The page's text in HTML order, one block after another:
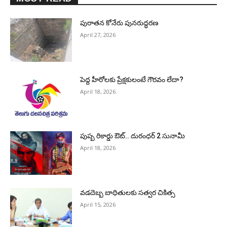
పురాత‌న కోనేరు పున‌రుద్ధ‌ర‌ణ
April 27, 2026
పెద్ద హీరోల‌కు ప్రేక్ష‌కులంటే గౌర‌వం లేదా?
April 18, 2026
పుష్ప రికార్డు ఔట్‌.. దురంధ‌ర్ 2 సునామీ
April 18, 2026
వడదెబ్బ బాధితులకు సత్వర చికిత్స
April 15, 2026